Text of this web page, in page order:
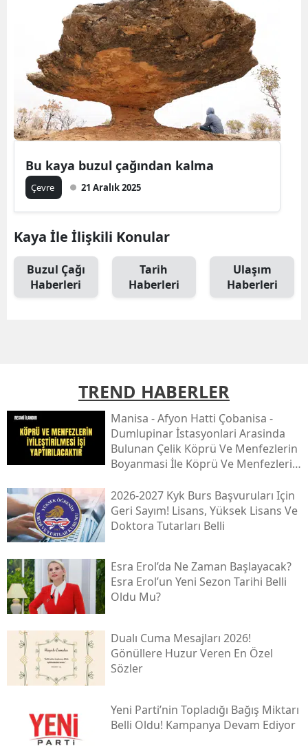
Bu kaya buzul çağından kalma
Çevre 21 Aralık 2025
Kaya İle İlişkili Konular
Buzul Çağı
Haberleri
Tarih
Haberleri
Ulaşım
Haberleri
TREND HABERLER
Mani̇sa - Afyon Hatti Çobani̇sa -
Dumlupinar İstasyonlari Arasinda
Bulunan Çeli̇k Köprü Ve Menfezleri̇n
Boyanmasi İle Köprü Ve Menfezleri̇n
2026-2027 Kyk Burs Başvuruları Için
Geri Sayım! Lisans, Yüksek Lisans Ve
Doktora Tutarları Belli
Esra Erol’da Ne Zaman Başlayacak?
Esra Erol’un Yeni Sezon Tarihi Belli
Oldu Mu?
Dualı Cuma Mesajları 2026!
Gönüllere Huzur Veren En Özel
Sözler
Yeni̇ Parti’nin Topladığı Bağış Miktarı
Belli Oldu! Kampanya Devam Ediyor